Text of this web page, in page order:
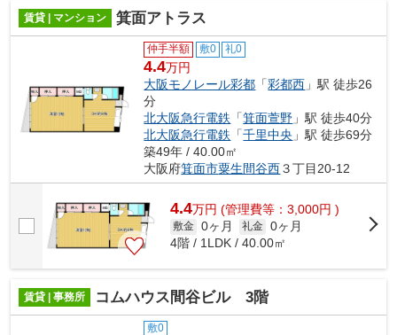
賃貸 | マンション 箕面アトラス
仲手半額 敷0 礼0
4.4万円
大阪モノレール彩都 「彩都西 」駅 徒歩26
分
北大阪急行電鉄 「箕面萱野 」駅 徒歩40分
北大阪急行電鉄 「千里中央 」駅 徒歩69分
築49年 / 40.00㎡
大阪府箕面市粟生間谷西３丁目20-12
4.4万円 (管理費等：3,000円 )
敷金 0ヶ月 礼金 0ヶ月
4階 / 1LDK / 40.00㎡
賃貸 | 事務所 コムハウス間谷ビル 3階
敷0